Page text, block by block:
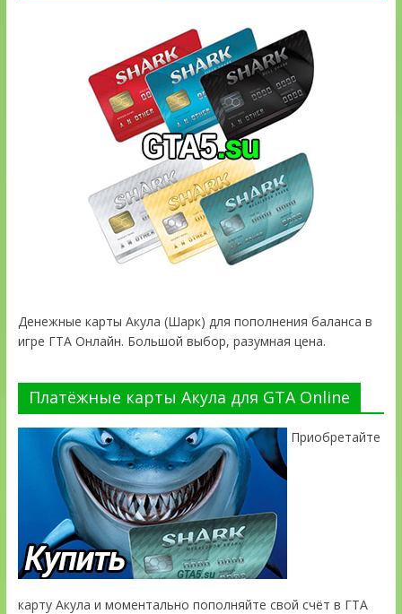
Денежные карты Акула (Шарк) для пополнения баланса в
игре ГТА Онлайн. Большой выбор, разумная цена.
Платёжные карты Акула для GTA Online
Приобретайте
карту Акула и моментально пополняйте свой счёт в ГТА